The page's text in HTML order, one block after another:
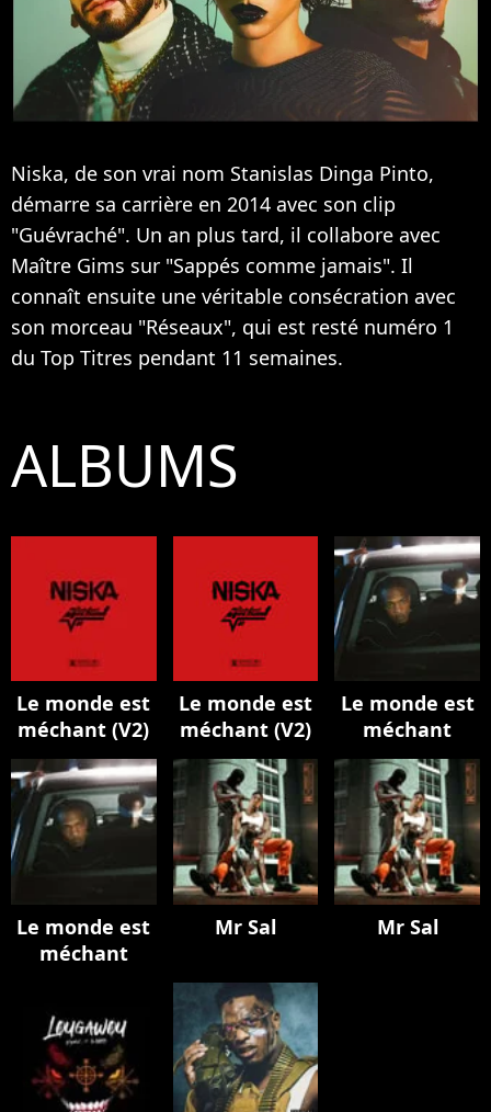
Niska, de son vrai nom Stanislas Dinga Pinto,
démarre sa carrière en 2014 avec son clip
"Guévraché". Un an plus tard, il collabore avec
Maître Gims sur "Sappés comme jamais". Il
connaît ensuite une véritable consécration avec
son morceau "Réseaux", qui est resté numéro 1
du Top Titres pendant 11 semaines.
ALBUMS
Le monde est
méchant (V2)
Le monde est
méchant (V2)
Le monde est
méchant
Le monde est
méchant
Mr Sal Mr Sal